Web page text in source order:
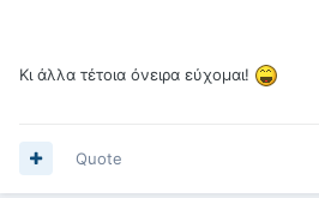
Κι άλλα τέτοια όνειρα εύχομαι!
Quote